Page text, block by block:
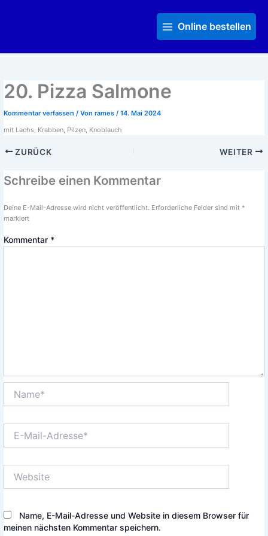
MenuOnline bestellen
20. Pizza Salmone
Kommentar verfassen / Von rames / 14. Mai 2024
mit Lachs, Krabben, Pilzen, Knoblauch
ZURÜCK WEITER
Schreibe einen Kommentar
Deine E-Mail-Adresse wird nicht veröffentlicht. Erforderliche Felder sind mit *
markiert
Kommentar *
Mail-
Name, E-Mail-Adresse und Website in diesem Browser für
meinen nächsten Kommentar speichern.